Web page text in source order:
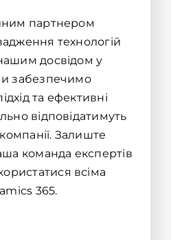
партнером
технологій
досвідом у
забезпечимо
та ефективні
відповідатимуть
Залиште
команда експертів
всіма
365.